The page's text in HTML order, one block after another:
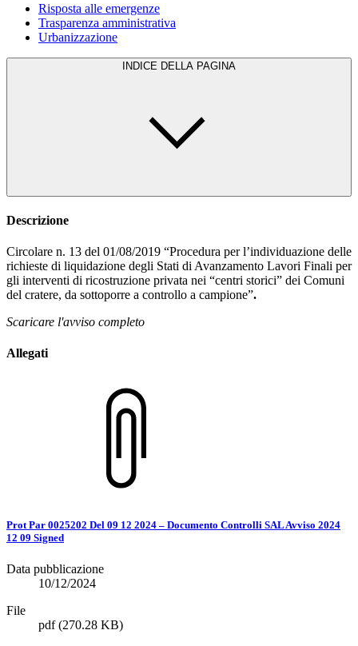
Risposta alle emergenze
Trasparenza amministrativa
Urbanizzazione
INDICE DELLA PAGINA
Descrizione
Circolare n. 13 del 01/08/2019 “Procedura per l’individuazione delle
richieste di liquidazione degli Stati di Avanzamento Lavori Finali per
gli interventi di ricostruzione privata nei “centri storici” dei Comuni
del cratere, da sottoporre a controllo a campione”.
Scaricare l'avviso completo
Allegati
Prot Par 0025202 Del 09 12 2024 – Documento Controlli SAL Avviso 2024
12 09 Signed
Data pubblicazione
10/12/2024
File
pdf(270.28 KB)